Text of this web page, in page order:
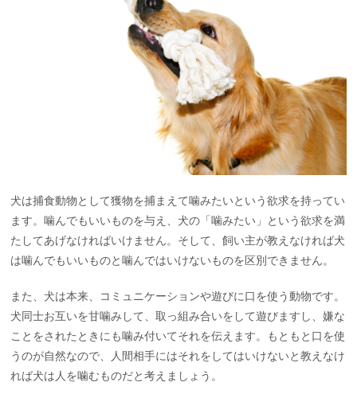
犬は捕食動物として獲物を捕まえて噛みたいという欲求を持ってい
ます。噛んでもいいものを与え、犬の「噛みたい」という欲求を満
たしてあげなければいけません。そして、飼い主が教えなければ犬
は噛んでもいいものと噛んではいけないものを区別できません。
また、犬は本来、コミュニケーションや遊びに口を使う動物です。
犬同士お互いを甘噛みして、取っ組み合いをして遊びますし、嫌な
ことをされたときにも噛み付いてそれを伝えます。もともと口を使
うのが自然なので、人間相手にはそれをしてはいけないと教えなけ
れば犬は人を噛むものだと考えましょう。